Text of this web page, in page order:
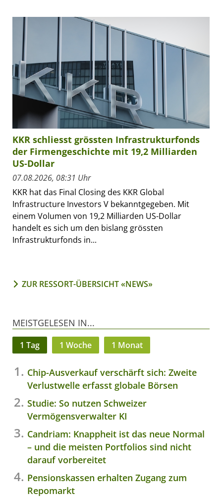
KKR schliesst grössten Infrastrukturfonds
der Firmengeschichte mit 19,2 Milliarden
US-Dollar
07.08.2026, 08:31 Uhr
KKR hat das Final Closing des KKR Global
Infrastructure Investors V bekanntgegeben. Mit
einem Volumen von 19,2 Milliarden US-Dollar
handelt es sich um den bislang grössten
Infrastrukturfonds in...
ZUR RESSORT-ÜBERSICHT «NEWS»
MEISTGELESEN IN...
1 Tag 1 Woche 1 Monat
Chip-Ausverkauf verschärft sich: Zweite
Verlustwelle erfasst globale Börsen
Studie: So nutzen Schweizer
Vermögensverwalter KI
Candriam: Knappheit ist das neue Normal
– und die meisten Portfolios sind nicht
darauf vorbereitet
Pensionskassen erhalten Zugang zum
Repomarkt